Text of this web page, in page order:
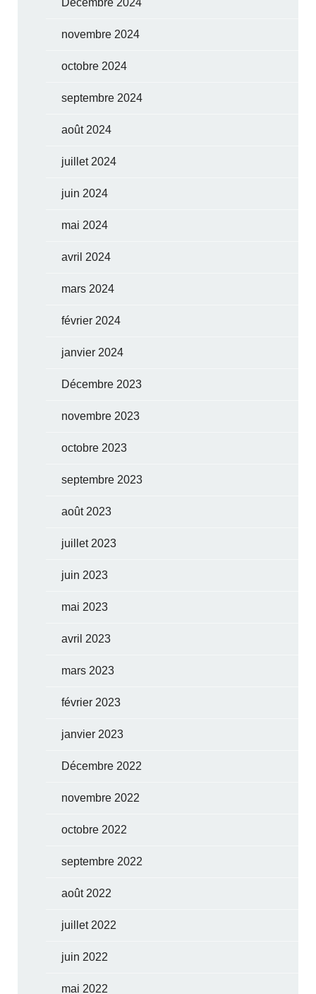
novembre 2024
octobre 2024
septembre 2024
août 2024
juillet 2024
juin 2024
mai 2024
avril 2024
mars 2024
février 2024
janvier 2024
Décembre 2023
novembre 2023
octobre 2023
septembre 2023
août 2023
juillet 2023
juin 2023
mai 2023
avril 2023
mars 2023
février 2023
janvier 2023
Décembre 2022
novembre 2022
octobre 2022
septembre 2022
août 2022
juillet 2022
juin 2022
mai 2022